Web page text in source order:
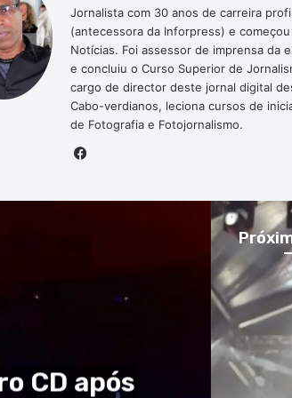
Jornalista com 30 anos de carreira
(antecessora da Inforpress) e
Notícias. Foi assessor de imprensa da
e concluiu o Curso Superior de
cargo de director deste jornal digital
Cabo-verdianos, leciona cursos de
de Fotografia e Fotojornalismo.
Leo